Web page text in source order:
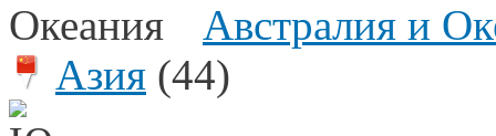
Австралия и
Азия (44)